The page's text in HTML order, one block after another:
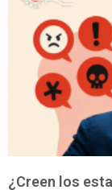
¿Creen los